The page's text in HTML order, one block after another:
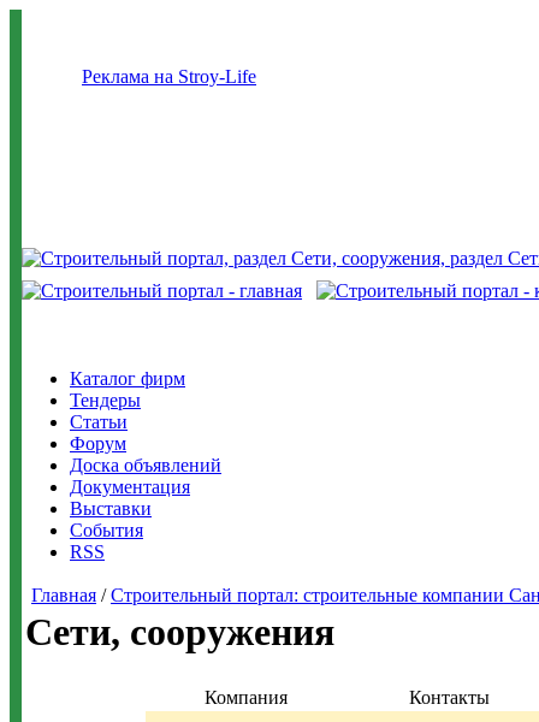
Реклама на Stroy-Life
Каталог фирм
Тендеры
Статьи
Форум
Доска объявлений
Документация
Выставки
События
RSS
Главная /Строительный портал: строительные компании
Сети, сооружения
Компания Контакты